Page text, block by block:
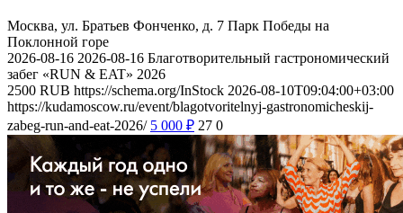
Москва, ул. Братьев Фонченко, д. 7 Парк Победы на
Поклонной горе
2026-08-16 2026-08-16 Благотворительный гастрономический
забег «RUN & EAT» 2026
2500 RUB https://schema.org/InStock 2026-08-10T09:04:00+03:00
https://kudamoscow.ru/event/blagotvoritelnyj-gastronomicheskij-
zabeg-run-and-eat-2026/ 5 000 ₽ 27 0